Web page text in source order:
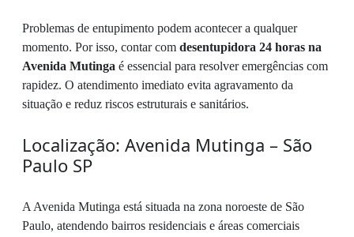
Problemas de entupimento podem acontecer a qualquer
momento. Por isso, contar com desentupidora 24 horas na
Avenida Mutinga é essencial para resolver emergências com
rapidez. O atendimento imediato evita agravamento da
situação e reduz riscos estruturais e sanitários.
Localização: Avenida Mutinga – São
Paulo SP
A Avenida Mutinga está situada na zona noroeste de São
Paulo, atendendo bairros residenciais e áreas comerciais